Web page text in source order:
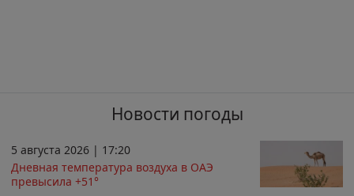
Новости погоды
5 августа 2026 | 17:20
Дневная температура воздуха в ОАЭ
превысила +51°